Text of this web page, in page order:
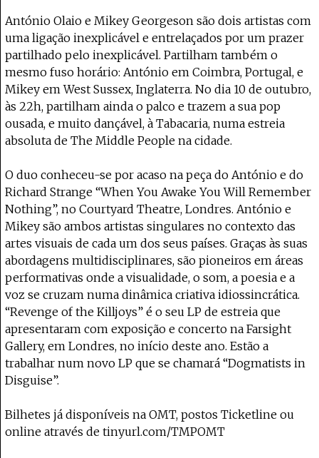
António Olaio e Mikey Georgeson são dois artistas com
uma ligação inexplicável e entrelaçados por um prazer
partilhado pelo inexplicável. Partilham também o
mesmo fuso horário: António em Coimbra, Portugal, e
Mikey em West Sussex, Inglaterra. No dia 10 de outubro,
às 22h, partilham ainda o palco e trazem a sua pop
ousada, e muito dançável, à Tabacaria, numa estreia
absoluta de The Middle People na cidade.
O duo conheceu-se por acaso na peça do António e do
Richard Strange “When You Awake You Will Remember
Nothing”, no Courtyard Theatre, Londres. António e
Mikey são ambos artistas singulares no contexto das
artes visuais de cada um dos seus países. Graças às suas
abordagens multidisciplinares, são pioneiros em áreas
performativas onde a visualidade, o som, a poesia e a
voz se cruzam numa dinâmica criativa idiossincrática.
“Revenge of the Killjoys” é o seu LP de estreia que
apresentaram com exposição e concerto na Farsight
Gallery, em Londres, no início deste ano. Estão a
trabalhar num novo LP que se chamará “Dogmatists in
Disguise”.
Bilhetes já disponíveis na OMT, postos Ticketline ou
online através de tinyurl.com/TMPOMT